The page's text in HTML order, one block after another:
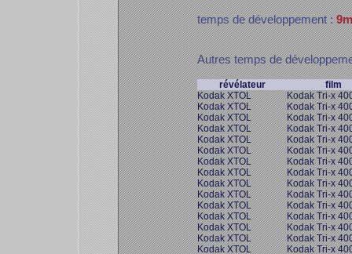
temps de développement :
Autres temps de
révélateur
film
Kodak XTOL
Kodak Tri-x
Kodak XTOL
Kodak Tri-x
Kodak XTOL
Kodak Tri-x
Kodak XTOL
Kodak Tri-x
Kodak XTOL
Kodak Tri-x
Kodak XTOL
Kodak Tri-x
Kodak XTOL
Kodak Tri-x
Kodak XTOL
Kodak Tri-x
Kodak XTOL
Kodak Tri-x
Kodak XTOL
Kodak Tri-x
Kodak XTOL
Kodak Tri-x
Kodak XTOL
Kodak Tri-x
Kodak XTOL
Kodak Tri-x
Kodak XTOL
Kodak Tri-x
Kodak XTOL
Kodak Tri-x